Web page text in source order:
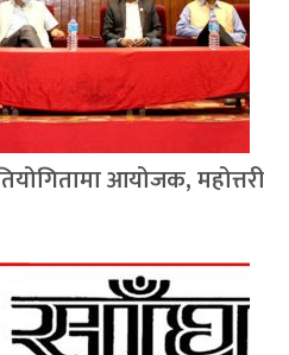
आयोजक, महोत्तरी